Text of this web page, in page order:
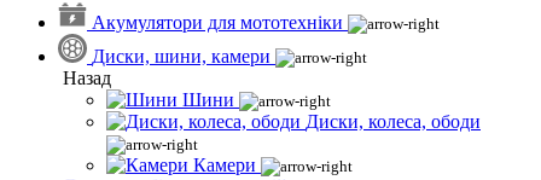
Акумулятори для мототехніки
Диски, шини, камери
Назад
Шини
Диски, колеса, ободи
Камери